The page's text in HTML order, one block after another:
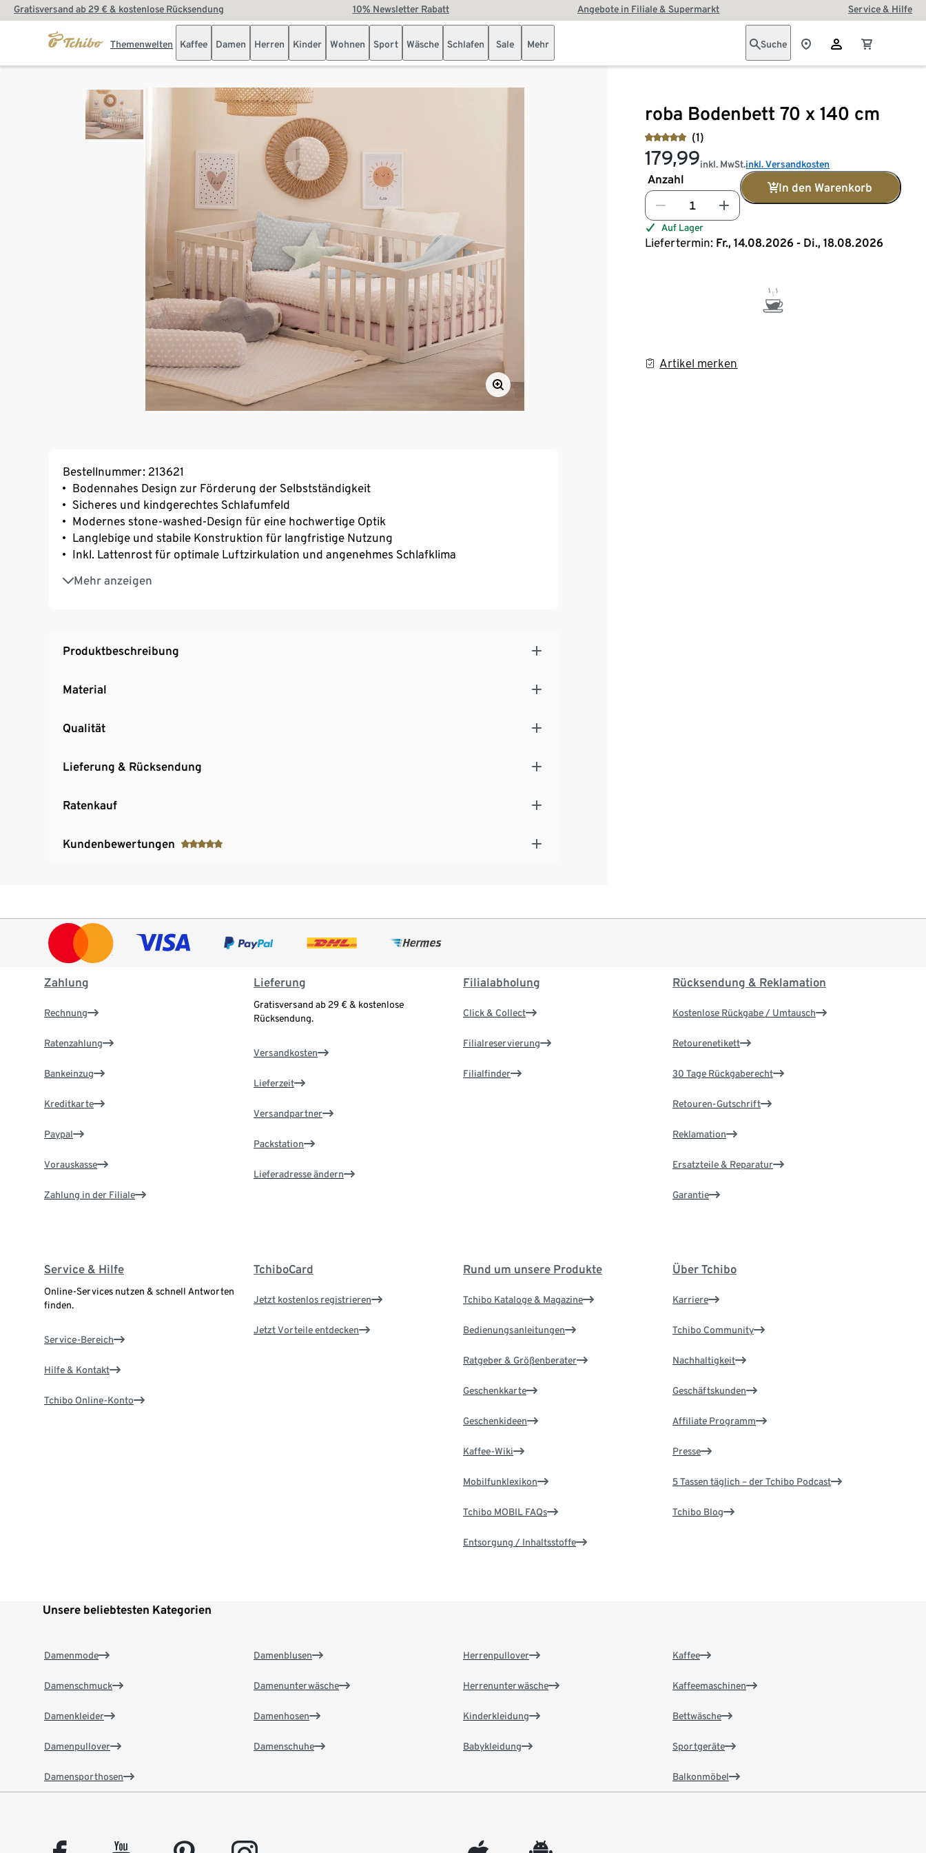
Gratisversand ab 29 € & kostenlose Rücksendung 10% Newsletter Rabatt Angebote in Filiale & Supermarkt Service & Hilfe
Themenwelten Kaffee Damen Herren Kinder Wohnen Sport Wäsche Schlafen Sale Mehr Suche
roba Bodenbett 70 x 140 cm
(1)
179,99inkl. MwSt.inkl. Versandkosten
Anzahl
In den Warenkorb
Auf Lager
Liefertermin: Fr., 14.08.2026 - Di., 18.08.2026
Artikel merken
Bestellnummer: 213621
Bodennahes Design zur Förderung der Selbstständigkeit
Sicheres und kindgerechtes Schlafumfeld
Modernes stone-washed-Design für eine hochwertige Optik
Langlebige und stabile Konstruktion für langfristige Nutzung
Inkl. Lattenrost für optimale Luftzirkulation und angenehmes Schlafklima
Mehr anzeigen
Perfekt auf die Bedürfnisse von Kleinkindern abgestimmt (Matratzenmaß: 70 x 140 cm)
Fördert die Bewegungsfreiheit ohne Sturzgefahr
Produktbeschreibung
Material
Qualität
Lieferung & Rücksendung
Ratenkauf
Kundenbewertungen
Zahlung
Rechnung
Ratenzahlung
Bankeinzug
Kreditkarte
Paypal
Vorauskasse
Zahlung in der Filiale
Lieferung
Gratisversand ab 29 € & kostenlose
Rücksendung.
Versandkosten
Lieferzeit
Versandpartner
Packstation
Lieferadresse ändern
Filialabholung
Click & Collect
Filialreservierung
Filialfinder
Rücksendung & Reklamation
Kostenlose Rückgabe / Umtausch
Retourenetikett
30 Tage Rückgaberecht
Retouren-Gutschrift
Reklamation
Ersatzteile & Reparatur
Garantie
Service & Hilfe
Online-Services nutzen & schnell Antworten
finden.
Service-Bereich
Hilfe & Kontakt
Tchibo Online-Konto
TchiboCard
Jetzt kostenlos registrieren
Jetzt Vorteile entdecken
Rund um unsere Produkte
Tchibo Kataloge & Magazine
Bedienungsanleitungen
Ratgeber & Größenberater
Geschenkkarte
Geschenkideen
Kaffee-Wiki
Mobilfunklexikon
Tchibo MOBIL FAQs
Entsorgung / Inhaltsstoffe
Über Tchibo
Karriere
Tchibo Community
Nachhaltigkeit
Geschäftskunden
Affiliate Programm
Presse
5 Tassen täglich – der Tchibo Podcast
Tchibo Blog
Unsere beliebtesten Kategorien
Damenmode
Damenschmuck
Damenkleider
Damenpullover
Damensporthosen
Damenblusen
Damenunterwäsche
Damenhosen
Damenschuhe
Herrenpullover
Herrenunterwäsche
Kinderkleidung
Babykleidung
Kaffee
Kaffeemaschinen
Bettwäsche
Sportgeräte
Balkonmöbel